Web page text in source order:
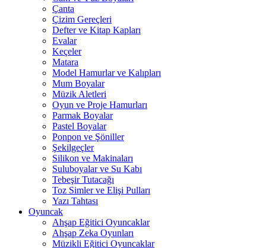
Çanta
Çizim Gereçleri
Defter ve Kitap Kapları
Evalar
Keçeler
Matara
Model Hamurlar ve Kalıpları
Mum Boyalar
Müzik Aletleri
Oyun ve Proje Hamurları
Parmak Boyalar
Pastel Boyalar
Ponpon ve Şöniller
Şekilgeçler
Silikon ve Makinaları
Suluboyalar ve Su Kabı
Tebeşir Tutacağı
Toz Simler ve Elişi Pulları
Yazı Tahtası
Oyuncak
Ahşap Eğitici Oyuncaklar
Ahşap Zeka Oyunları
Müzikli Eğitici Oyuncaklar